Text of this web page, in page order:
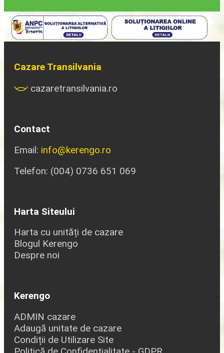
Cazare Transilvania
cazaretransilvania.ro
Contact
Email: info@kerengo.ro
Telefon: (004) 0736 651 069
Harta Siteului
Harta cu unități de cazare
Blogul Kerengo
Despre noi
Kerengo
ADMIN cazare
Adaugă unitate de cazare
Condiții de Utilizare Site